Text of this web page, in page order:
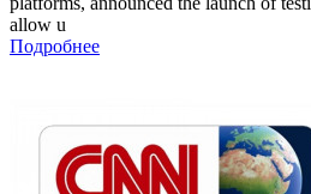
allow u
Подробнее